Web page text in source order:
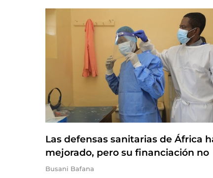
Las defensas sanitarias de África
mejorado, pero su financiación no
Busani Bafana